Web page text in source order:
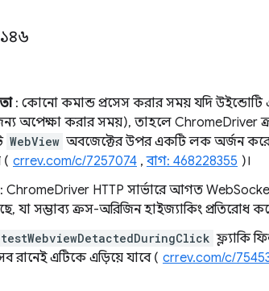
১৪৬
: কোনো কমান্ড প্রসেস করার সময় যদি উইন্ডোটি
অপেক্ষা করার সময়), তাহলে ChromeDriver
WebView অবজেক্টের উপর একটি লক অর্জন
( crrev.com/c/7257074 ,বাগ: 468228355 )।
ChromeDriver HTTP সার্ভারে আগত
যা সম্ভাব্য ক্রস-অরিজিন হাইজ্যাকিং প্রতিরোধ
testWebviewDetactedDuringClick ফ্ল্যাকি
রানেই এটিকে এড়িয়ে যাবে ( crrev.com/c/